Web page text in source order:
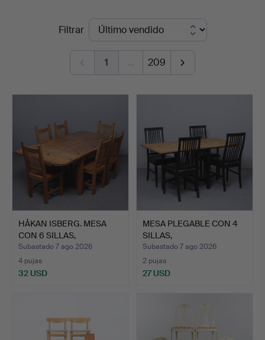
Filtrar
1 … 209
HÅKAN ISBERG. MESA
CON 6 SILLAS,
PINO/PINO…
Subastado 7 ago 2026
4 pujas
32 USD
MESA PLEGABLE CON 4
SILLAS,
CONTEMPORÁNEAS.
Subastado 7 ago 2026
2 pujas
27 USD